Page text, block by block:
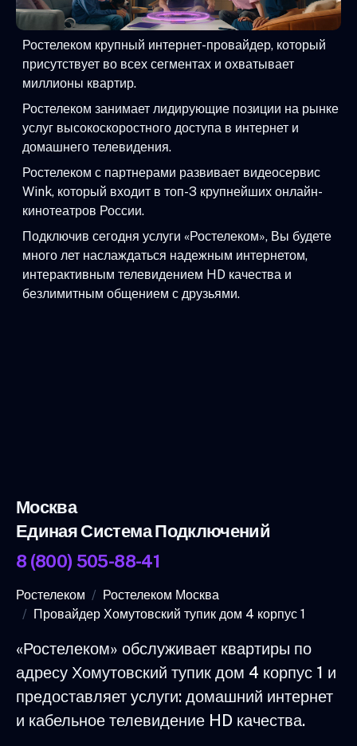
Ростелеком крупный интернет-провайдер, который
присутствует во всех сегментах и охватывает
миллионы квартир.
Ростелеком занимает лидирующие позиции на рынке
услуг высокоскоростного доступа в интернет и
домашнего телевидения.
Ростелеком с партнерами развивает видеосервис
Wink, который входит в топ-3 крупнейших онлайн-
кинотеатров России.
Подключив сегодня услуги «Ростелеком», Вы будете
много лет наслаждаться надежным интернетом,
интерактивным телевидением HD качества и
безлимитным общением с друзьями.
Москва
Единая Система Подключений
8 (800) 505-88-41
Ростелеком
Ростелеком Москва
Провайдер Хомутовский тупик дом 4 корпус 1
«Ростелеком» обслуживает квартиры по
адресу Хомутовский тупик дом 4 корпус 1 и
предоставляет услуги: домашний интернет
и кабельное телевидение HD качества.